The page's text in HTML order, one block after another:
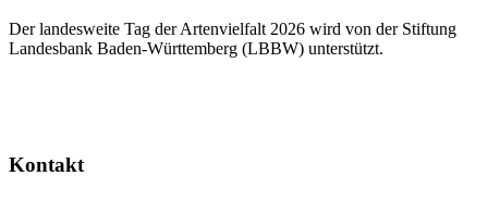
Der landesweite Tag der Artenvielfalt 2026 wird von der Stiftung
Landesbank Baden-Württemberg (LBBW) unterstützt.
Kontakt